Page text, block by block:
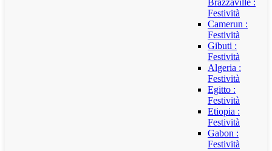
Brazzaville :
Festività
Camerun :
Festività
Gibuti :
Festività
Algeria :
Festività
Egitto :
Festività
Etiopia :
Festività
Gabon :
Festività